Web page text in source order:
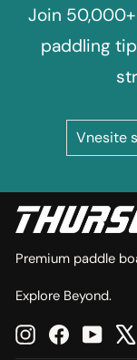
Join
paddling
Premium paddle
Explore Beyond.
InstagramFacebook